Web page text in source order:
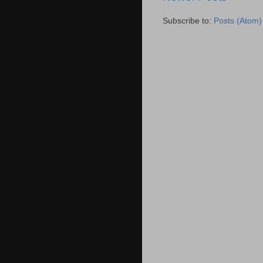
Subscribe to: Posts (Atom)